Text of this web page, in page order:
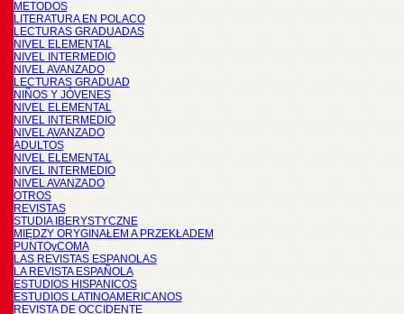
METODOS
LITERATURA EN POLACO
LECTURAS GRADUADAS
NIVEL ELEMENTAL
NIVEL INTERMEDIO
NIVEL AVANZADO
LECTURAS GRADUAD
NIÑOS Y JÓVENES
NIVEL ELEMENTAL
NIVEL INTERMEDIO
NIVEL AVANZADO
ADULTOS
NIVEL ELEMENTAL
NIVEL INTERMEDIO
NIVEL AVANZADO
OTROS
REVISTAS
STUDIA IBERYSTYCZNE
MIĘDZY ORYGINAŁEM A PRZEKŁADEM
PUNTOyCOMA
LAS REVISTAS ESPANOLAS
LA REVISTA ESPAÑOLA
ESTUDIOS HISPANICOS
ESTUDIOS LATINOAMERICANOS
REVISTA DE OCCIDENTE